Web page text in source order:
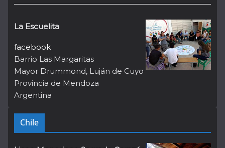
La Escuelita
facebook
Barrio Las Margaritas
Mayor Drummond, Luján de Cuyo
Provincia de Mendoza
Argentina
Chile